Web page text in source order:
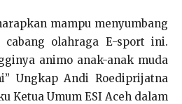
mampu menyumbang
olahraga E-sport ini.
animo anak-anak muda
Ungkap Andi Roediprijatna
Ketua Umum ESI Aceh dalam